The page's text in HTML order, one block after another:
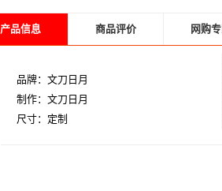
产品信息 商品评价 网购
品牌：文刀日月
制作：文刀日月
尺寸：定制